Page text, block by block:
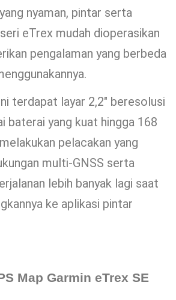
nyaman, pintar serta
eTrex mudah dioperasikan
pengalaman yang berbeda
terdapat layar 2,2″ beresolusi
baterai yang kuat hingga 168
pelacakan yang
multi-GNSS serta
lebih banyak lagi saat
ke aplikasi pintar
Map Garmin eTrex SE